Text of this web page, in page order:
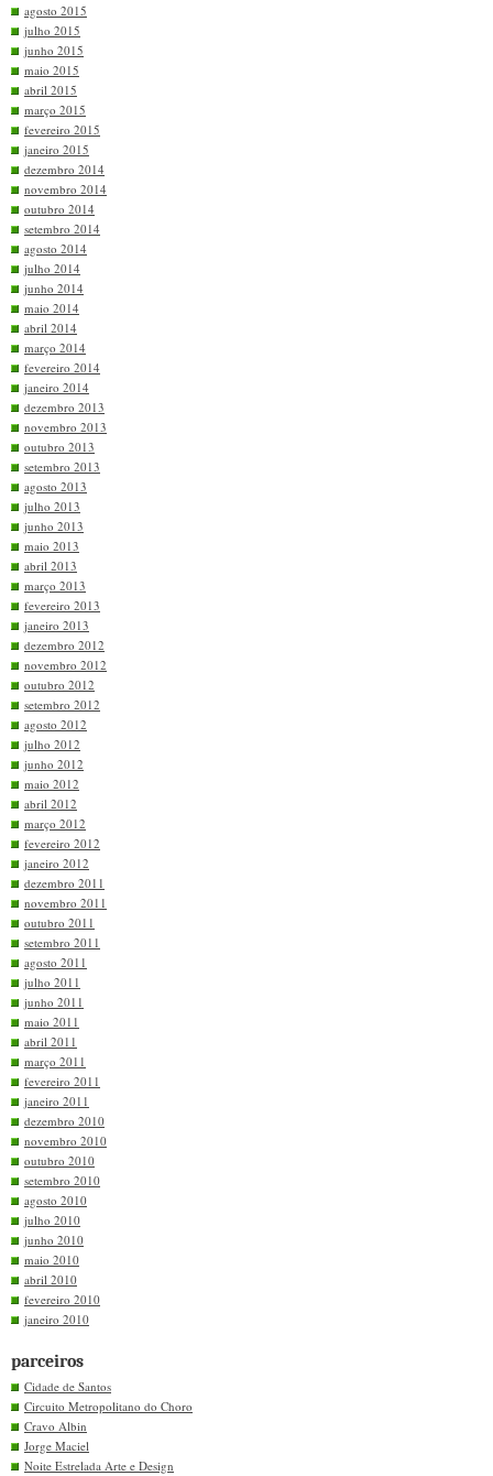
agosto 2015
julho 2015
junho 2015
maio 2015
abril 2015
março 2015
fevereiro 2015
janeiro 2015
dezembro 2014
novembro 2014
outubro 2014
setembro 2014
agosto 2014
julho 2014
junho 2014
maio 2014
abril 2014
março 2014
fevereiro 2014
janeiro 2014
dezembro 2013
novembro 2013
outubro 2013
setembro 2013
agosto 2013
julho 2013
junho 2013
maio 2013
abril 2013
março 2013
fevereiro 2013
janeiro 2013
dezembro 2012
novembro 2012
outubro 2012
setembro 2012
agosto 2012
julho 2012
junho 2012
maio 2012
abril 2012
março 2012
fevereiro 2012
janeiro 2012
dezembro 2011
novembro 2011
outubro 2011
setembro 2011
agosto 2011
julho 2011
junho 2011
maio 2011
abril 2011
março 2011
fevereiro 2011
janeiro 2011
dezembro 2010
novembro 2010
outubro 2010
setembro 2010
agosto 2010
julho 2010
junho 2010
maio 2010
abril 2010
fevereiro 2010
janeiro 2010
parceiros
Cidade de Santos
Circuito Metropolitano do Choro
Cravo Albin
Jorge Maciel
Noite Estrelada Arte e Design